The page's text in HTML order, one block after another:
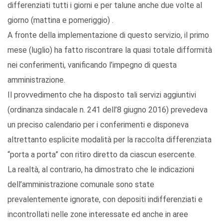
differenziati tutti i giorni e per talune anche due volte al
giorno (mattina e pomeriggio) .
A fronte della implementazione di questo servizio, il primo
mese (luglio) ha fatto riscontrare la quasi totale difformità
nei conferimenti, vanificando l’impegno di questa
amministrazione.
Il provvedimento che ha disposto tali servizi aggiuntivi
(ordinanza sindacale n. 241 dell’8 giugno 2016) prevedeva
un preciso calendario per i conferimenti e disponeva
altrettanto esplicite modalità per la raccolta differenziata
“porta a porta” con ritiro diretto da ciascun esercente.
La realtà, al contrario, ha dimostrato che le indicazioni
dell’amministrazione comunale sono state
prevalentemente ignorate, con depositi indifferenziati e
incontrollati nelle zone interessate ed anche in aree